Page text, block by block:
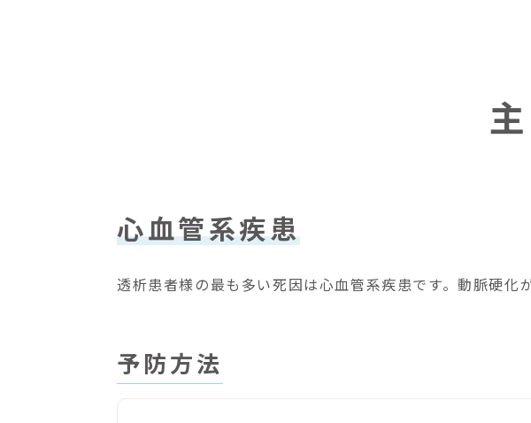
心血管系疾患
透析患者様の最も多い死因は心血管系疾患です。動脈硬化
予防方法